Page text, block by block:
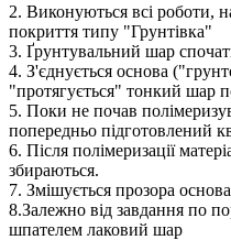
2. Виконуються всі роботи,
покриття типу "Грунтівка"
3. Ґрунтувальний шар
4. З'єднується основа
"протягується" тонкий шар
5. Поки не почав
попередньо підготовлений
6. Після полімеризації
збираються.
7. Змішується прозора
8.Залежно від завдання по
шпателем лаковий шар